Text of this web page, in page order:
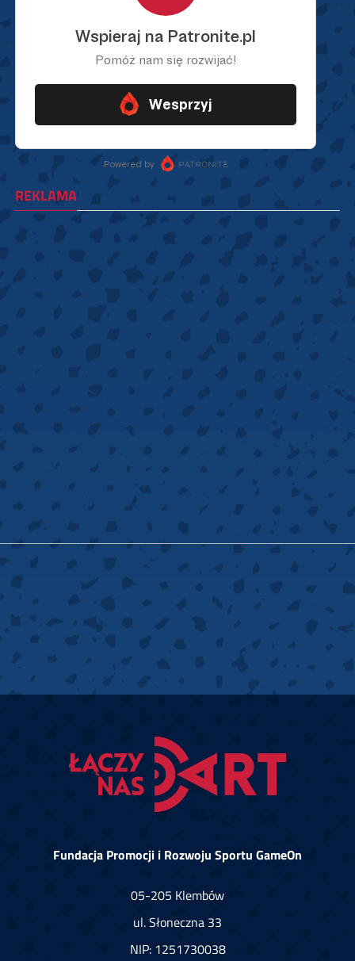
REKLAMA
Fundacja Promocji i Rozwoju Sportu GameOn
05-205 Klembów
ul. Słoneczna 33
NIP: 1251730038